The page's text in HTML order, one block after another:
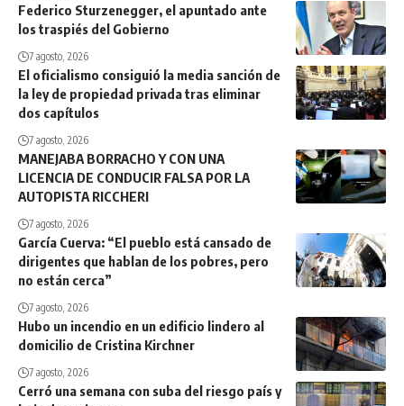
Federico Sturzenegger, el apuntado ante
los traspiés del Gobierno
7 agosto, 2026
El oficialismo consiguió la media sanción de
la ley de propiedad privada tras eliminar
dos capítulos
7 agosto, 2026
MANEJABA BORRACHO Y CON UNA
LICENCIA DE CONDUCIR FALSA POR LA
AUTOPISTA RICCHERI
7 agosto, 2026
García Cuerva: “El pueblo está cansado de
dirigentes que hablan de los pobres, pero
no están cerca”
7 agosto, 2026
Hubo un incendio en un edificio lindero al
domicilio de Cristina Kirchner
7 agosto, 2026
Cerró una semana con suba del riesgo país y